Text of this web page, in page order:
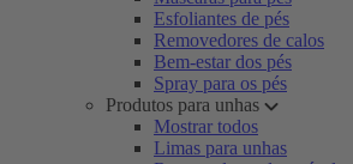
Esfoliantes de pés
Removedores de calos
Bem-estar dos pés
Spray para os pés
Produtos para unhas
Mostrar todos
Limas para unhas